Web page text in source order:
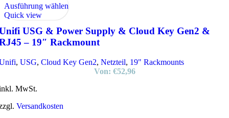
Ausführung wählen
Quick view
USG & Power Supply & Cloud Key Gen2 &
– 19″ Rackmount
, USG, Cloud Key Gen2, Netzteil, 19" Rackmounts
Von: €52,96
MwSt.
Versandkosten